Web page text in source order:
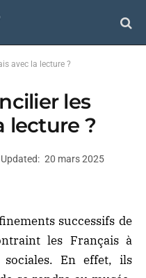
avec la lecture ?
les
lecture ?
Updated: 20 mars 2025
successifs de
les Français à
En effet, ils